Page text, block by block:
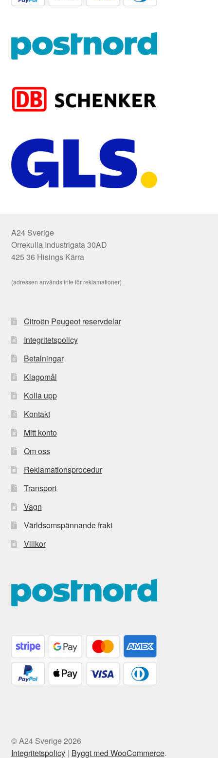
A24 Sverige
Orrekulla Industrigata 30AD
425 36 Hisings Kärra
(adressen används inte för reklamationer)
Citroën Peugeot reservdelar
Integritetspolicy
Betalningar
Klagomål
Kolla upp
Kontakt
Mitt konto
Om oss
Reklamationsprocedur
Transport
Vagn
Världsomspännande frakt
Villkor
© A24 Sverige 2026
Integritetspolicy
Byggt med WooCommerce.